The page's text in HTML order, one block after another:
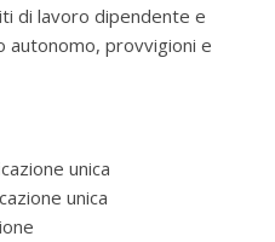
di lavoro dipendente e
autonomo, provvigioni e
unica
unica